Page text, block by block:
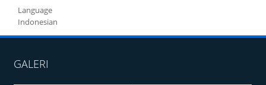
Language
Indonesian
GALERI